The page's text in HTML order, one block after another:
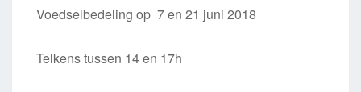
Voedselbedeling op 7 en 21 juni 2018
Telkens tussen 14 en 17h